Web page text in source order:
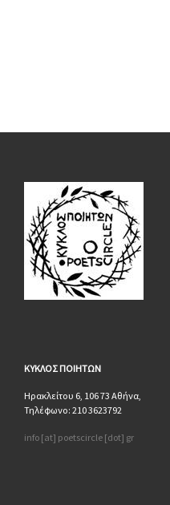
ΚΥΚΛΟΣ ΠΟΙΗΤΩΝ
Ηρακλείτου 6, 106 73 Αθήνα,
Τηλέφωνο: 210 3623792
info [at] poetscircle [dot] gr